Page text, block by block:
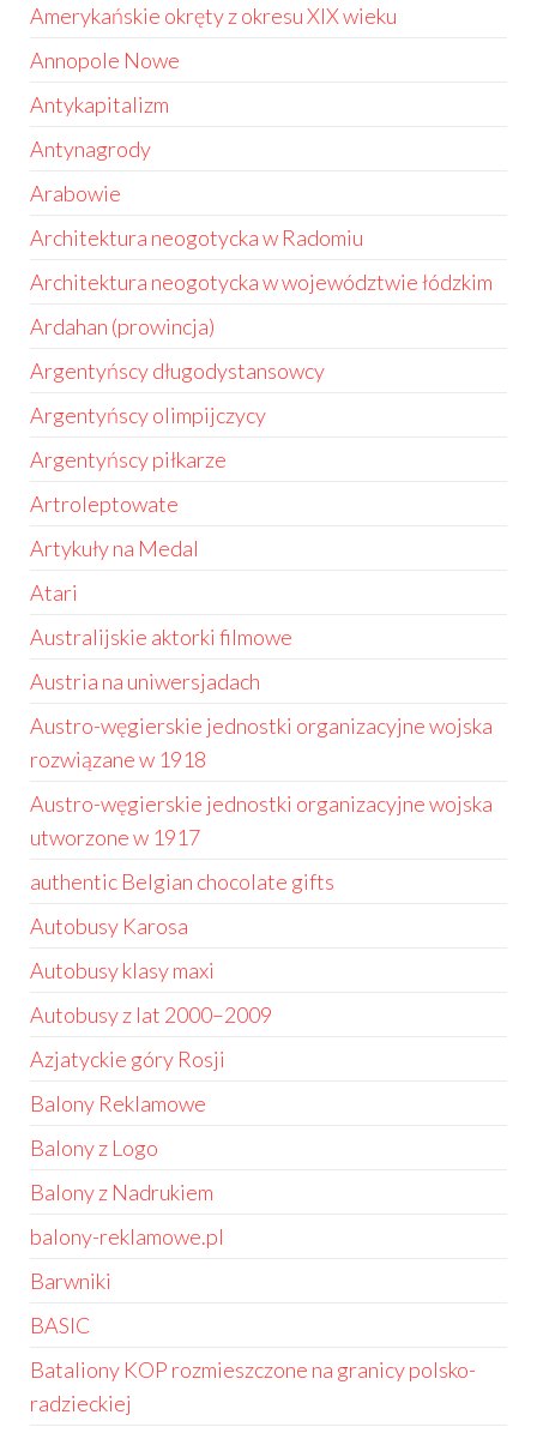
Amerykańskie okręty z okresu XIX wieku
Annopole Nowe
Antykapitalizm
Antynagrody
Arabowie
Architektura neogotycka w Radomiu
Architektura neogotycka w województwie łódzkim
Ardahan (prowincja)
Argentyńscy długodystansowcy
Argentyńscy olimpijczycy
Argentyńscy piłkarze
Artroleptowate
Artykuły na Medal
Atari
Australijskie aktorki filmowe
Austria na uniwersjadach
Austro-węgierskie jednostki organizacyjne wojska
rozwiązane w 1918
Austro-węgierskie jednostki organizacyjne wojska
utworzone w 1917
authentic Belgian chocolate gifts
Autobusy Karosa
Autobusy klasy maxi
Autobusy z lat 2000–2009
Azjatyckie góry Rosji
Balony Reklamowe
Balony z Logo
Balony z Nadrukiem
balony-reklamowe.pl
Barwniki
BASIC
Bataliony KOP rozmieszczone na granicy polsko-
radzieckiej